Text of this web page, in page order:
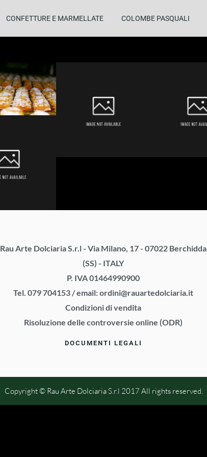
CONFETTURE E MARMELLATE COLOMBE PASQUALI
Rau Arte Dolciaria S.r.l - Via Milano, 17 - 07022 Berchidda
(SS) - ITALY
P. IVA 01464990900
Tel. 079 704153 /email:ordini@rauartedolciaria.it
Condizioni di vendita
Risoluzione delle controversie online (ODR)
DOCUMENTI LEGALI
Copyright © Rau Arte Dolciaria S.r.l 2017 All rights reserved.